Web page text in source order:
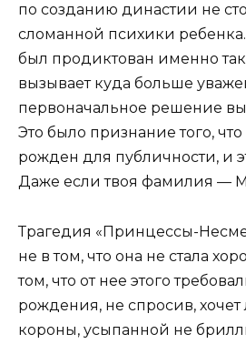
по созданию династии не
сломанной психики ребенка.
был продиктован именно
вызывает куда больше
первоначальное решение
Это было признание того,
рожден для публичности, и
Даже если твоя фамилия —
Трагедия «Принцессы-
не в том, что она не стала
том, что от нее этого
рождения, не спросив, хочет
короны, усыпанной не